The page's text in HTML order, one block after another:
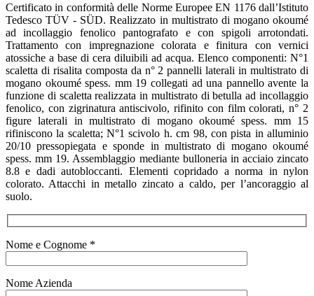
Certificato in conformità delle Norme Europee EN 1176 dall’Istituto
Tedesco TÜV - SÜD. Realizzato in multistrato di mogano okoumé
ad incollaggio fenolico pantografato e con spigoli arrotondati.
Trattamento con impregnazione colorata e finitura con vernici
atossiche a base di cera diluibili ad acqua. Elenco componenti: N°1
scaletta di risalita composta da n° 2 pannelli laterali in multistrato di
mogano okoumé spess. mm 19 collegati ad una pannello avente la
funzione di scaletta realizzata in multistrato di betulla ad incollaggio
fenolico, con zigrinatura antiscivolo, rifinito con film colorati, n° 2
figure laterali in multistrato di mogano okoumé spess. mm 15
rifiniscono la scaletta; N°1 scivolo h. cm 98, con pista in alluminio
20/10 pressopiegata e sponde in multistrato di mogano okoumé
spess. mm 19. Assemblaggio mediante bulloneria in acciaio zincato
8.8 e dadi autobloccanti. Elementi copridado a norma in nylon
colorato. Attacchi in metallo zincato a caldo, per l’ancoraggio al
suolo.
Nome e Cognome *
Nome Azienda